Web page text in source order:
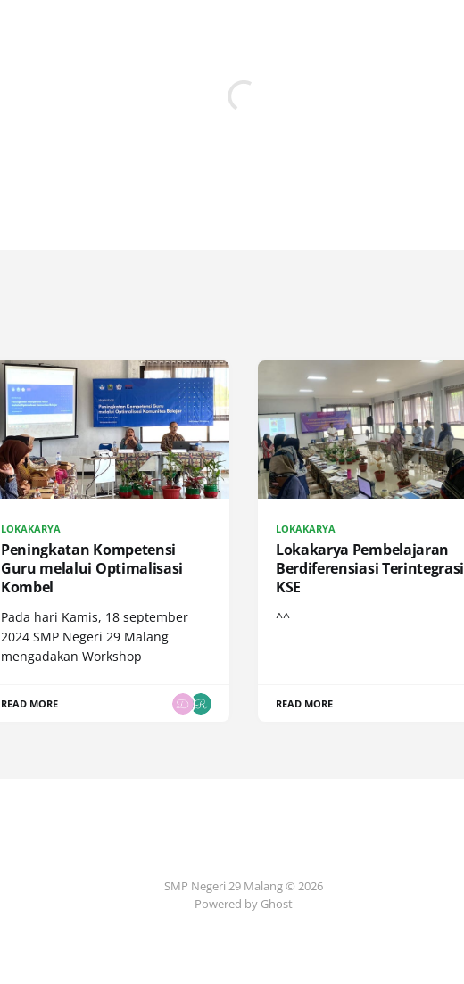
LOKAKARYA
Peningkatan Kompetensi
Guru melalui Optimalisasi
Kombel
Pada hari Kamis, 18 september
2024 SMP Negeri 29 Malang
mengadakan Workshop
READ MORE
LOKAKARYA
Lokakarya Pembelajaran
Berdiferensiasi Terintegrasi
KSE
^^
READ MORE
SMP Negeri 29 Malang © 2026
Powered by Ghost